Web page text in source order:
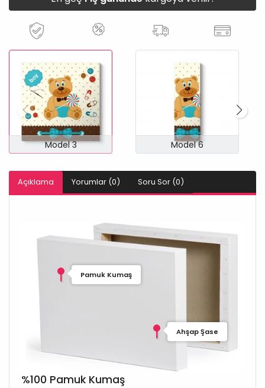
Model 3 Model 6
Açıklama Yorumlar (0) Soru Sor (0)
Pamuk Kumaş
Ahşap Şase
%100 Pamuk Kumaş